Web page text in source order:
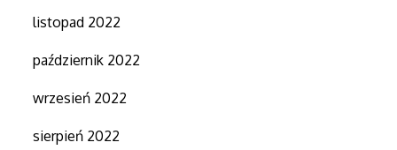
listopad 2022
październik 2022
wrzesień 2022
sierpień 2022